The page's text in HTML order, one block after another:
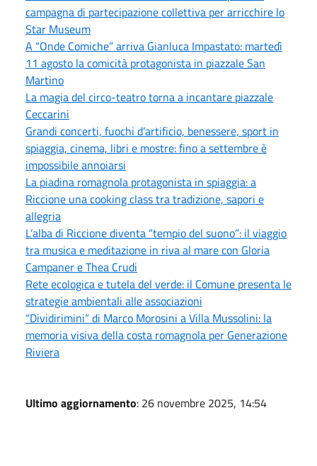
campagna di partecipazione collettiva per arricchire lo
Star Museum
A “Onde Comiche” arriva Gianluca Impastato: martedì
11 agosto la comicità protagonista in piazzale San
Martino
La magia del circo-teatro torna a incantare piazzale
Ceccarini
Grandi concerti, fuochi d’artificio, benessere, sport in
spiaggia, cinema, libri e mostre: fino a settembre è
impossibile annoiarsi
La piadina romagnola protagonista in spiaggia: a
Riccione una cooking class tra tradizione, sapori e
allegria
L’alba di Riccione diventa “tempio del suono”: il viaggio
tra musica e meditazione in riva al mare con Gloria
Campaner e Thea Crudi
Rete ecologica e tutela del verde: il Comune presenta le
strategie ambientali alle associazioni
“Dividirimini” di Marco Morosini a Villa Mussolini: la
memoria visiva della costa romagnola per Generazione
Riviera
Ultimo aggiornamento: 26 novembre 2025, 14:54